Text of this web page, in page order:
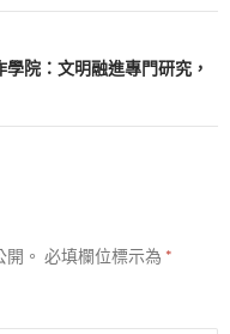
院：文明融進專門研究，
。 必填欄位標示為 *